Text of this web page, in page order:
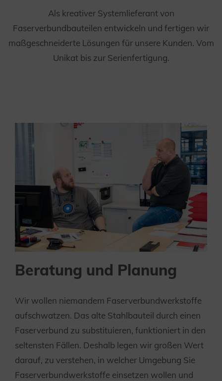
Als kreativer Systemlieferant von
Faserverbundbauteilen entwickeln und fertigen wir
maßgeschneiderte Lösungen für unsere Kunden. Vom
Unikat bis zur Serienfertigung.
Beratung und Planung
Wir wollen niemandem Faserverbundwerkstoffe
aufschwatzen. Das alte Stahlbauteil durch einen
Faserverbund zu substituieren, funktioniert in den
seltensten Fällen. Deshalb legen wir großen Wert
darauf, zu verstehen, in welcher Umgebung Sie
Faserverbundwerkstoffe einsetzen wollen und